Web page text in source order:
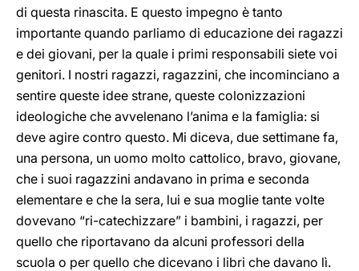
di questa rinascita. E questo impegno è tanto
importante quando parliamo di educazione dei ragazzi
e dei giovani, per la quale i primi responsabili siete voi
genitori. I nostri ragazzi, ragazzini, che incominciano a
sentire queste idee strane, queste colonizzazioni
ideologiche che avvelenano l’anima e la famiglia: si
deve agire contro questo. Mi diceva, due settimane fa,
una persona, un uomo molto cattolico, bravo, giovane,
che i suoi ragazzini andavano in prima e seconda
elementare e che la sera, lui e sua moglie tante volte
dovevano “ri-catechizzare” i bambini, i ragazzi, per
quello che riportavano da alcuni professori della
scuola o per quello che dicevano i libri che davano lì.